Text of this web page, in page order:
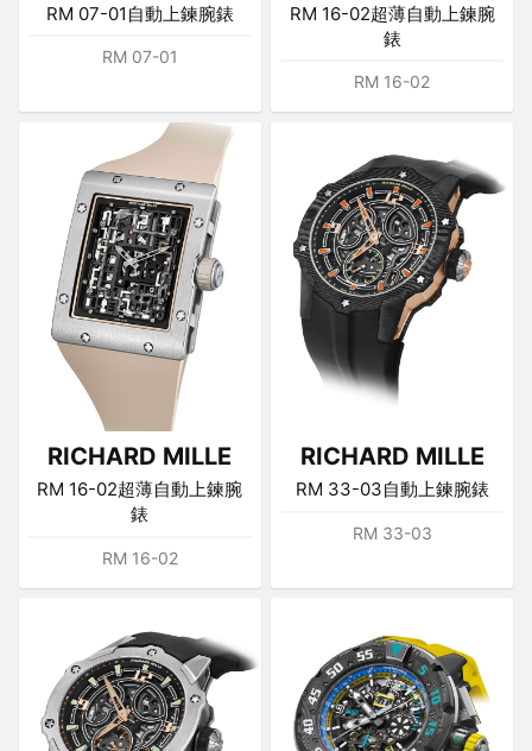
RM 07-01自動上鍊腕錶
RM 07-01
RM 16-02超薄自動上鍊腕
錶
RM 16-02
RICHARD MILLE
RM 16-02超薄自動上鍊腕
錶
RM 16-02
RICHARD MILLE
RM 33-03自動上鍊腕錶
RM 33-03